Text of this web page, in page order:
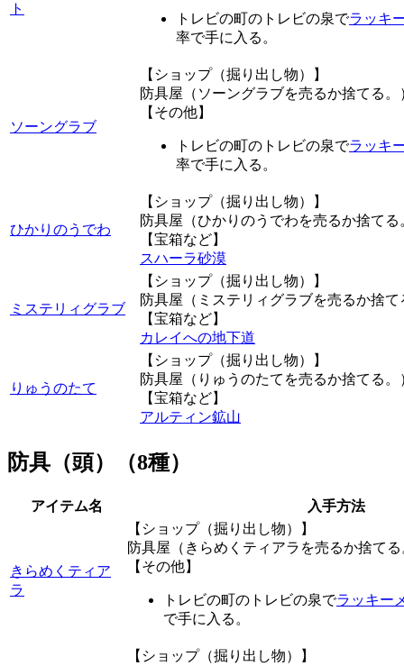
ト
トレビの町のトレビの泉でラッキ
率で手に入る。
ソーングラブ
【ショップ（掘り出し物）】
防具屋（ソーングラブを売るか捨てる。
【その他】
トレビの町のトレビの泉でラッキ
率で手に入る。
ひかりのうでわ
【ショップ（掘り出し物）】
防具屋（ひかりのうでわを売るか捨てる
【宝箱など】
スハーラ砂漠
ミステリィグラブ
【ショップ（掘り出し物）】
防具屋（ミステリィグラブを売るか捨て
【宝箱など】
カレイへの地下道
りゅうのたて
【ショップ（掘り出し物）】
防具屋（りゅうのたてを売るか捨てる。
【宝箱など】
アルティン鉱山
防具（頭）（8種）
アイテム名 入手方法
きらめくティア
ラ
【ショップ（掘り出し物）】
防具屋（きらめくティアラを売るか捨て
【その他】
トレビの町のトレビの泉でラッキー
で手に入る。
【ショップ（掘り出し物）】